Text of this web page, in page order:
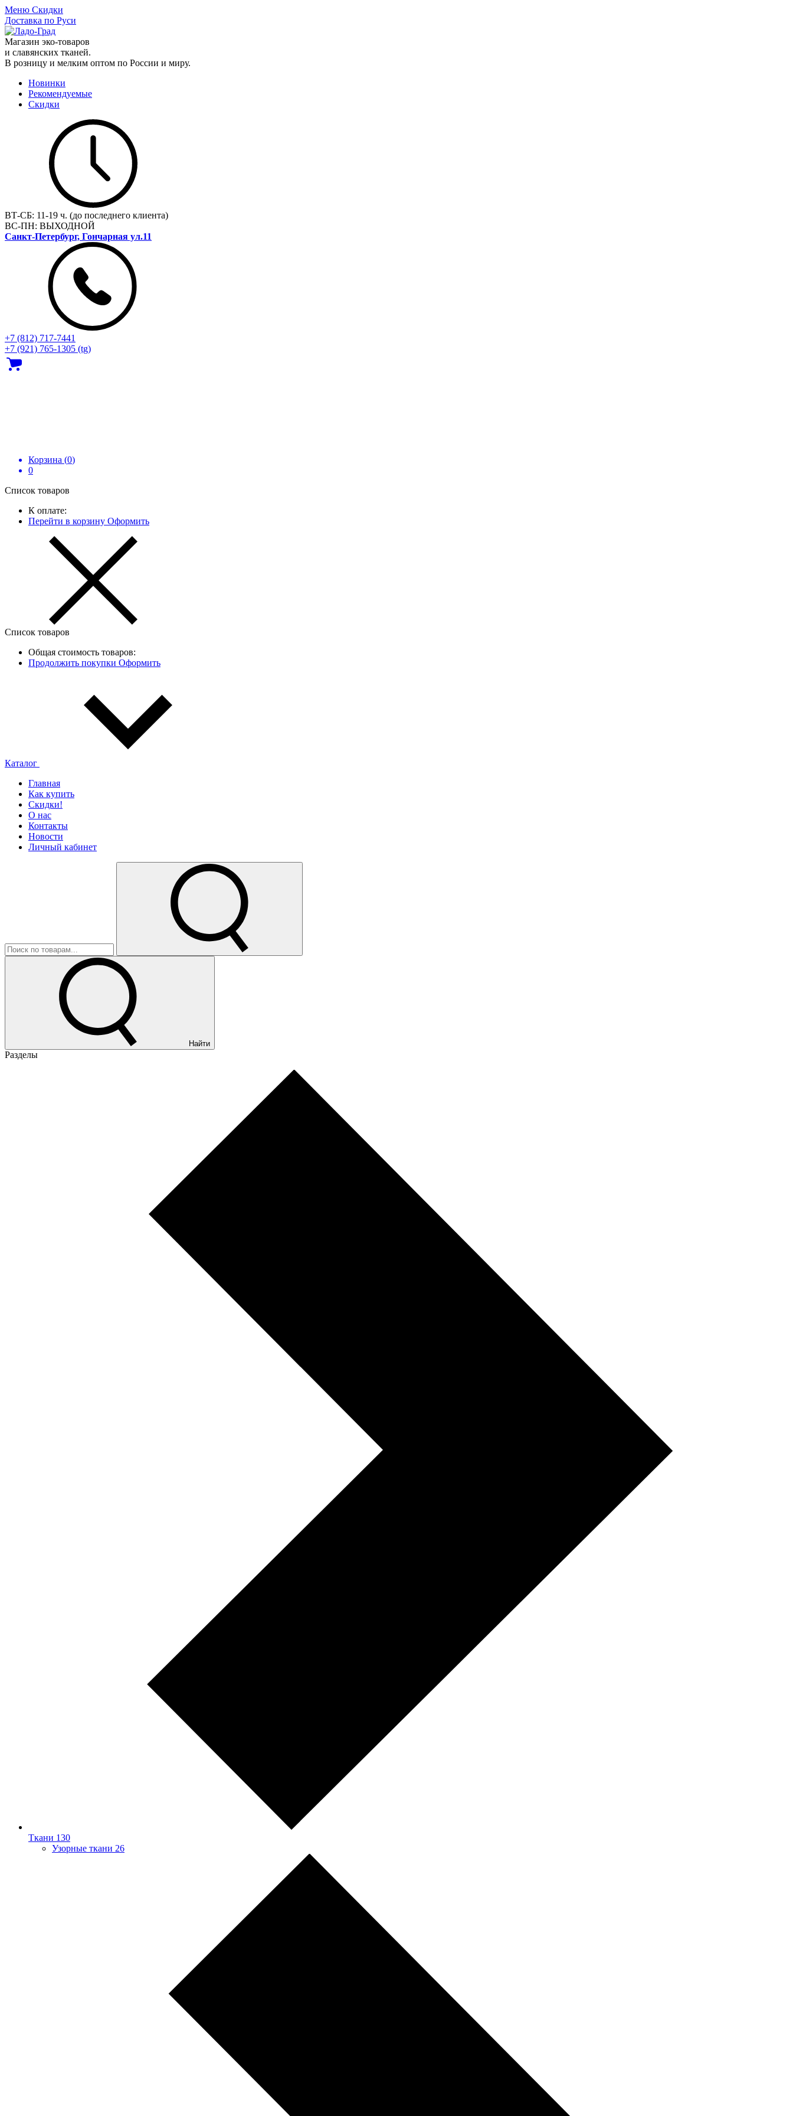
Меню Скидки
Доставка по Руси
Магазин эко-товаров
и славянских тканей.
В розницу и мелким оптом по России и миру.
Новинки
Рекомендуемые
Скидки
ВТ-СБ: 11-19 ч. (до последнего клиента)
ВС-ПН: ВЫХОДНОЙ
Санкт-Петербург, Гончарная ул.11
+7 (812) 717‑7441
+7 (921) 765-1305 (tg)
Корзина (0)
0
Список товаров
К оплате:
Перейти в корзину Оформить
Список товаров
Общая стоимость товаров:
Продолжить покупки Оформить
Каталог
Главная
Как купить
Скидки!
О нас
Контакты
Новости
Личный кабинет
Найти
Разделы
Ткани 130
Узорные ткани 26